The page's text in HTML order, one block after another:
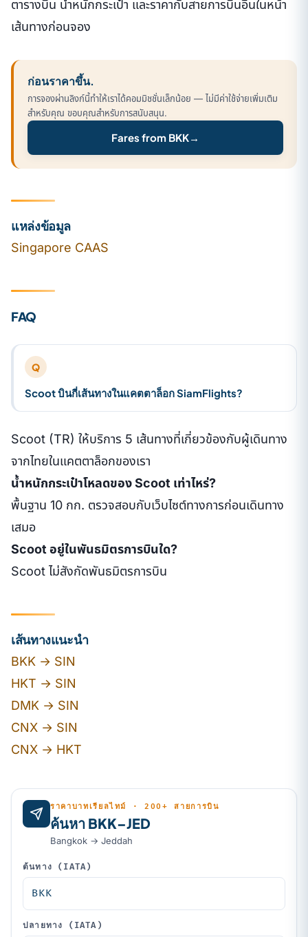
ตารางบิน น้ำหนักกระเป๋า และราคากับสายการบินอื่นในหน้า
เส้นทางก่อนจอง
ก่อนราคาขึ้น.
การจองผ่านลิงก์นี้ทำให้เราได้คอมมิชชั่นเล็กน้อย — ไม่มีค่าใช้จ่ายเพิ่มเติม
สำหรับคุณ ขอบคุณสำหรับการสนับสนุน.
Fares from BKK→
แหล่งข้อมูล
Singapore CAAS
FAQ
Q
Scoot บินกี่เส้นทางในแคตตาล็อก SiamFlights?
Scoot (TR) ให้บริการ 5 เส้นทางที่เกี่ยวข้องกับผู้เดินทาง
จากไทยในแคตตาล็อกของเรา
น้ำหนักกระเป๋าโหลดของ Scoot เท่าไหร่?
พื้นฐาน 10 กก. ตรวจสอบกับเว็บไซต์ทางการก่อนเดินทาง
เสมอ
Scoot อยู่ในพันธมิตรการบินใด?
Scoot ไม่สังกัดพันธมิตรการบิน
เส้นทางแนะนำ
BKK → SIN
HKT → SIN
DMK → SIN
CNX → SIN
CNX → HKT
ราคาบาทเรียลไทม์ · 200+ สายการบิน
ค้นหา BKK–JED
Bangkok → Jeddah
ต้นทาง (IATA)
ปลายทาง (IATA)